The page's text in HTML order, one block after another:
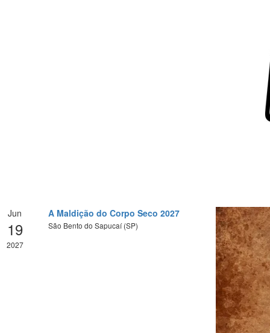
Jun
19
2027
A Maldição do Corpo Seco 2027
São Bento do Sapucaí (SP)